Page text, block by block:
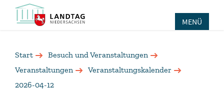
MENÜ
Start
Besuch und Veranstaltungen
Veranstaltungen
Veranstaltungskalender
2026-04-12